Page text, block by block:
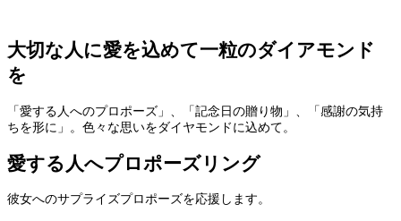
大切な人に愛を込めて一粒のダイアモンド
を
「愛する人へのプロポーズ」、「記念日の贈り物」、「感謝の気持
ちを形に」。色々な思いをダイヤモンドに込めて。
愛する人へプロポーズリング
彼女へのサプライズプロポーズを応援します。